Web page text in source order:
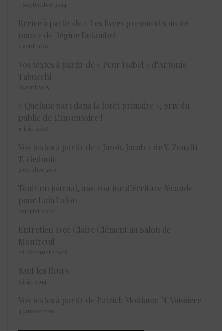
7 septembre 2014
Ecrire à partir de « Les livres prennent soin de
nous » de Régine Detambel
6 avril 2016
Vos textes à partir de « Pour Isabel » d’Antonio
Tabucchi
21 avril 2015
« Quelque part dans la forêt primaire », prix du
public de L’Inventoire !
15 juin 2026
Vos textes à partir de « Jacob, Jacob » de V. Zenatti –
T. Gedouin
2 octobre 2015
Tenir un journal, une routine d’écriture féconde
pour Lola Lafon
21 juillet 2026
Entretien avec Claire Clément au Salon de
Montreuil
28 décembre 2015
Sauf les fleurs
6 juin 2014
Vos textes à partir de Patrick Modiano: N. Vaissiere
4 janvier 2016